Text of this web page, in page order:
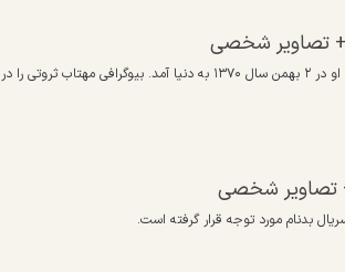
+ تصاویر شخصی
مهتاب ثروتی بازیگر سریال بی عاطفه است که از شبکه نمایش خانگی در حال پخش است. او در ۲ بهمن سال ۱۳۷۰ به دنیا آمد. بیوگرافی مهتاب ثروتی را در
+ تصاویر شخصی
بدنام مورد توجه قرار گرفته است.